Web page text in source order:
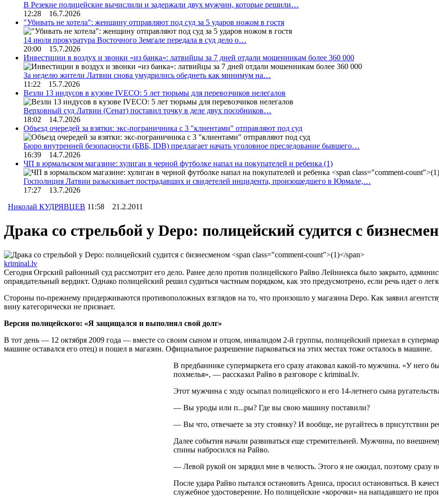
В Резекне полицейские вычислили и задержали двух мужчин, которые решили…
12:28 16.7.2026
"Убивать не хотела": женщину отправляют под суд за 5 ударов ножом в гостя
14 июля прокуратура Восточного Земгале передала в суд дело о…
20:00 15.7.2026
Инвестиции в воздух и звонки «из банка»: латвийцы за 7 дней отдали мошенникам более 360 000
За неделю жители Латвии снова умудрились обеднеть как минимум на…
11:22 15.7.2026
Везли 13 индусов в кузове IVECO: 5 лет тюрьмы для перевозчиков нелегалов
Верховный суд Латвии (Сенат) поставил точку в деле двух пособников…
18:02 14.7.2026
Объезд очередей за взятки: экс-пограничника с 3 "клиентами" отправляют под суд
Бюро внутренней безопасности (БВБ, IDB) предлагает начать уголовное преследование бывшего…
16:39 14.7.2026
ЧП в юрмальском магазине: хулиган в черной футболке напал на покупателей и ребенка (1)
Госполиция Латвии разыскивает пострадавших и свидетелей инцидента, произошедшего в Юрмале,…
17:27 13.7.2026
Николай КУДРЯВЦЕВ 11:58 21.2.2011
Драка со стрельбой у Depo: полицейский судится с
kriminal.lv
Сегодня Огрский районный суд рассмотрит его дело. Ранее дело против полицейского Райво Лейниекса было закрыто,
оправдательный вердикт. Однако полицейский решил судиться частным порядком, как это предусмотрено, если речь идет о
Стороны по-прежнему придерживаются противоположных взглядов на то, что произошло у магазина Depo. Как заявил
вину категорически не признает.
Версия полицейского: «Я защищался и выполнял свой долг»
В тот день — 12 октября 2009 года — вместе со своим сыном и отцом, инвалидом 2-й группы, полицейский приехал в
машине оставался его отец) и пошел в магазин. Официальное разрешение парковаться на этих местах тоже осталось в машине.
В предбаннике супермаркета его сразу атаковал какой-то мужчина. «У него
похмелья», — рассказал Райво в разговоре с kriminal.lv.
Этот мужчина с ходу осыпал полицейского и его 14-летнего сына
— Вы уроды или п...ры? Где вы свою машину поставили?
— Вы что, отвечаете за эту стоянку? И вообще, не ругайтесь в присутствии
Далее события начали развиваться еще стремительней. Мужчина, по
спины набросился на Райво.
— Левой рукой он зарядил мне в челюсть. Этого я не ожидал, поэтому сразу
После удара Райво пытался остановить Арниса, просил остановиться. В
служебное удостоверение. Но полицейские «корочки» на нападавшего не